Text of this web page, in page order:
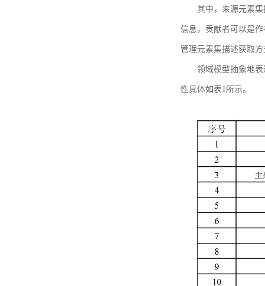
其中，来源元素
信息，贡献者可以是
管理元素集描述获取
领域模型抽象地
性具体如表1所示。